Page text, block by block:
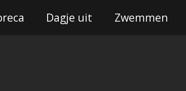
Dagje uit Zwemmen